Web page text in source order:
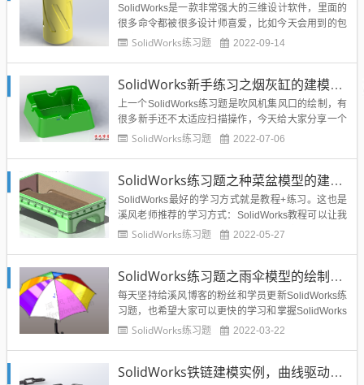
SolidWorks是一款非常强大的三维设计软件，里面的
很多命令都被很多设计师喜爱，比如今天会用到的包
覆命令，就能很好的将图形包覆在圆柱面上，所以你
个命令具有非常实际的意义。今天分享的SolidWork
s...
SolidWorks练习题 2022-09-14
SolidWorks新手练习之烟灰缸的建模，SW常规命令操作完成
上一个SolidWorks练习题是吹风机集风口的绘制，有
很多新手还不太适应扫描操作，今天给大家分享一个
常规命令完成的模型，SolidWorks建模一个烟灰缸模
Works建模烟灰缸效果图Solid...
SolidWorks练习题 2022-07-06
SolidWorks练习题之种菜盆模型的建模，常规命令练习
SolidWorks最好的学习方式就是教程+练习。这也是
溪风老师推荐的学习方式：SolidWorks教程可以让我
们零基础尤其是初学者学到SolidWorks命令的使用，
习！今天给大...
SolidWorks练习题 2022-05-27
SolidWorks练习题之雨伞模型的绘制，常规命令巩固练习
每天坚持给溪风博客的粉丝和学员更新SolidWorks练
习题，也希望大家可以更快的学习和掌握SolidWorks
这款设计软件，虽然说软件只是设计的工具，但是如
ks软件，我们可以将产品三维模型一比一的画...
SolidWorks练习题 2022-03-22
SolidWorks铁链建模实例，曲线驱动阵列实战应用